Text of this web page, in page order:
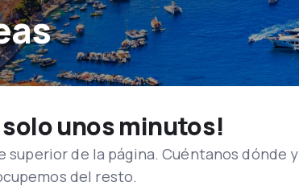
solo unos minutos!
de la página. Cuéntanos dónde y
del resto.